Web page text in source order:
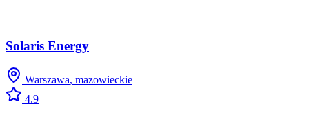
Solaris Energy
Warszawa, mazowieckie
4.9